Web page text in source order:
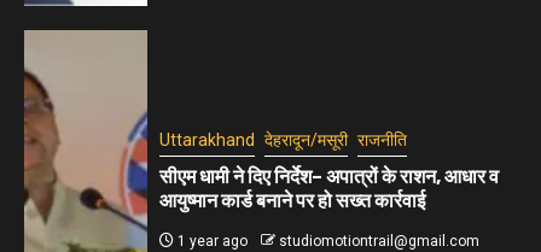
Uttarakhand देहरादून/मसूरी राजनीति
सीएम धामी ने दिए निर्देश– अपात्रों के राशन, आधार व
आयुष्मान कार्ड बनाने पर हो सख्त कार्रवाई
1 year ago studiomotiontrail@gmail.com